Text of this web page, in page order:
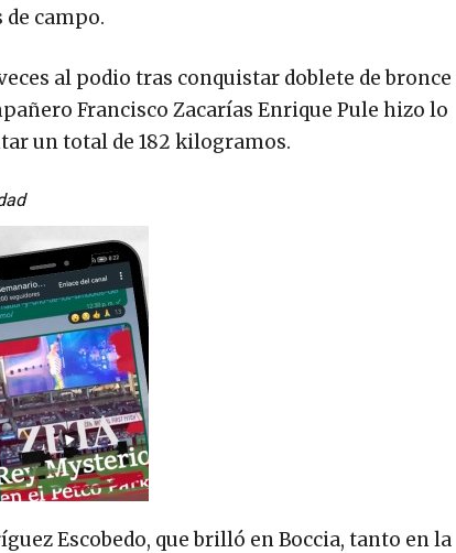
campo.
al podio tras conquistar doblete de bronce
Francisco Zacarías Enrique Pule hizo lo
un total de 182 kilogramos.
Escobedo, que brilló en Boccia, tanto en la